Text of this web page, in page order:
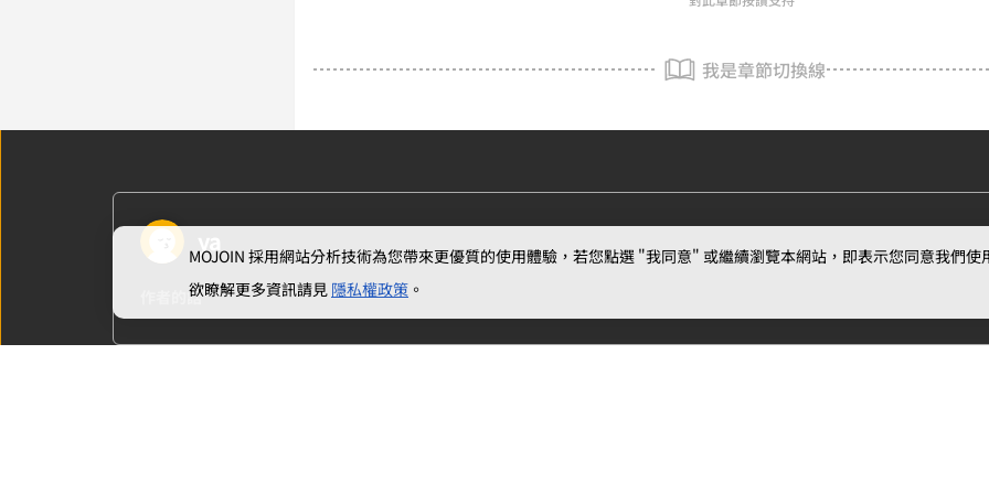
我是章節切換線
作者的話
MOJOIN 採用網站分析技術為您帶來更優質的使用體驗，若您點選 "我同意" 或繼續瀏覽本網站，即表示您同意我們使
欲瞭解更多資訊請見 隱私權政策 。